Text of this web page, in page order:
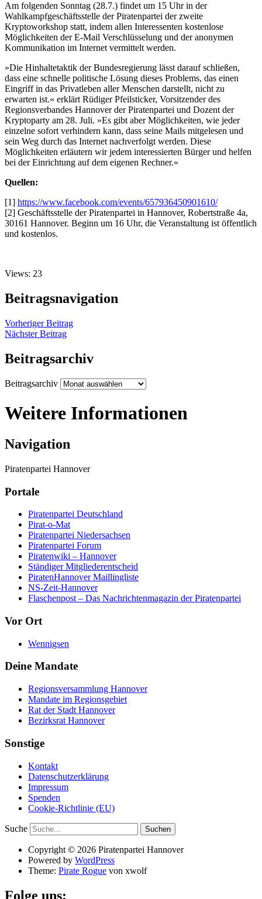
Am folgenden Sonntag (28.7.) findet um 15 Uhr in der
Wahlkampfgeschäftsstelle der Piratenpartei der zweite
Kryptoworkshop statt, indem allen Interessenten kostenlose
Möglichkeiten der E-Mail Verschlüsselung und der anonymen
Kommunikation im Internet vermittelt werden.
»Die Hinhaltetaktik der Bundesregierung lässt darauf schließen,
dass eine schnelle politische Lösung dieses Problems, das einen
Eingriff in das Privatleben aller Menschen darstellt, nicht zu
erwarten ist.« erklärt Rüdiger Pfeilsticker, Vorsitzender des
Regionsverbandes Hannover der Piratenpartei und Dozent der
Kryptoparty am 28. Juli. »Es gibt aber Möglichkeiten, wie jeder
einzelne sofort verhindern kann, dass seine Mails mitgelesen und
sein Weg durch das Internet nachverfolgt werden. Diese
Möglichkeiten erläutern wir jedem interessierten Bürger und helfen
bei der Einrichtung auf dem eigenen Rechner.«
Quellen:
[1] https://www.facebook.com/events/657936450901610/
[2] Geschäftsstelle der Piratenpartei in Hannover, Robertstraße 4a,
30161 Hannover. Beginn um 16 Uhr, die Veranstaltung ist öffentlich
und kostenlos.
Views: 23
Beitragsnavigation
Vorheriger Beitrag
Nächster Beitrag
Beitragsarchiv
Beitragsarchiv
Weitere Informationen
Navigation
Piratenpartei Hannover
Portale
Piratenpartei Deutschland
Pirat-o-Mat
Piratenpartei Niedersachsen
Piratenpartei Forum
Piratenwiki – Hannover
Ständiger Mitgliederentscheid
PiratenHannover Maillingliste
NS-Zeit-Hannover
Flaschenpost – Das Nachrichtenmagazin der Piratenpartei
Vor Ort
Wennigsen
Deine Mandate
Regionsversammlung Hannover
Mandate im Regionsgebiet
Rat der Stadt Hannover
Bezirksrat Hannover
Sonstige
Kontakt
Datenschutzerklärung
Impressum
Spenden
Cookie-Richtlinie (EU)
Suche
Copyright © 2026 Piratenpartei Hannover
Powered by WordPress
Theme: Pirate Rogue von xwolf
Folge uns: